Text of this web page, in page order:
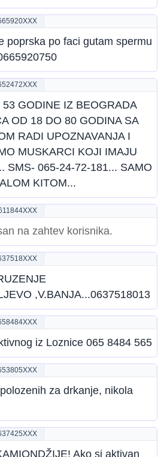
poprska po faci gutam spermu
GODINE IZ BEOGRADA
OD 18 DO 80 GODINA SA
RADI UPOZNAVANJA I
MUSKARCI KOJI IMAJU
SMS- 065-24-72-181... SAMO
KITOM...
na zahtev korisnika.
,V.BANJA...0637518013
iz Loznice 065 8484 565
za drkanje, nikola
Ako si aktivan